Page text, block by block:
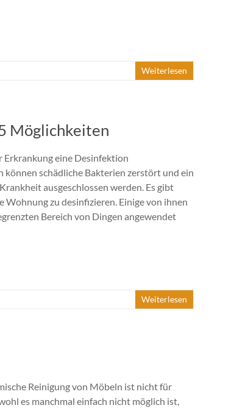
Weiterlesen
Möglichkeiten
Erkrankung eine Desinfektion
können schädliche Bakterien zerstört und ein
ausgeschlossen werden. Es gibt
Wohnung zu desinfizieren. Einige von ihnen
Bereich von Dingen angewendet
Weiterlesen
Reinigung von Möbeln ist nicht für
es manchmal einfach nicht möglich ist,